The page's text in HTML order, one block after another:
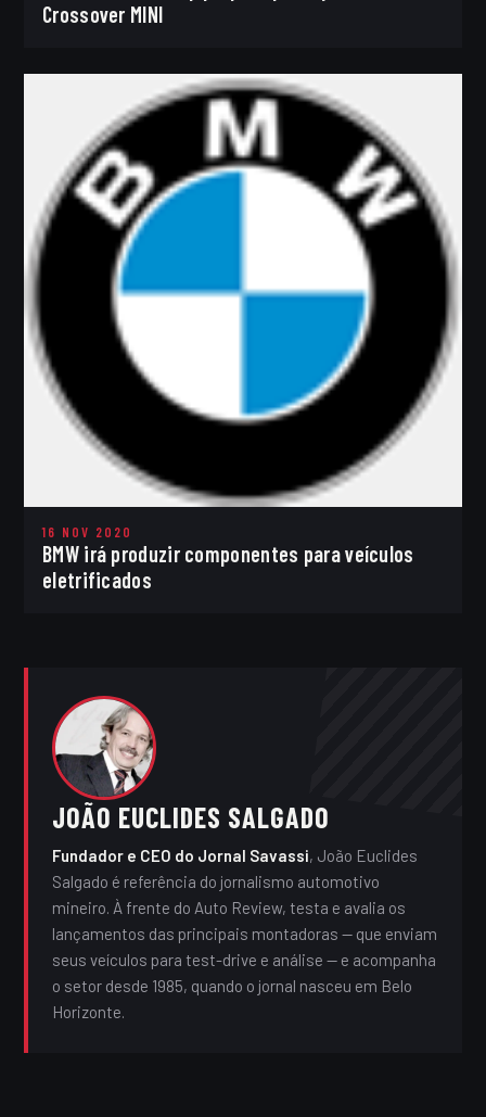
Crossover MINI
16 NOV 2020
BMW irá produzir componentes para veículos
eletrificados
JOÃO EUCLIDES SALGADO
Fundador e CEO do Jornal Savassi, João Euclides
Salgado é referência do jornalismo automotivo
mineiro. À frente do Auto Review, testa e avalia os
lançamentos das principais montadoras — que enviam
seus veículos para test-drive e análise — e acompanha
o setor desde 1985, quando o jornal nasceu em Belo
Horizonte.